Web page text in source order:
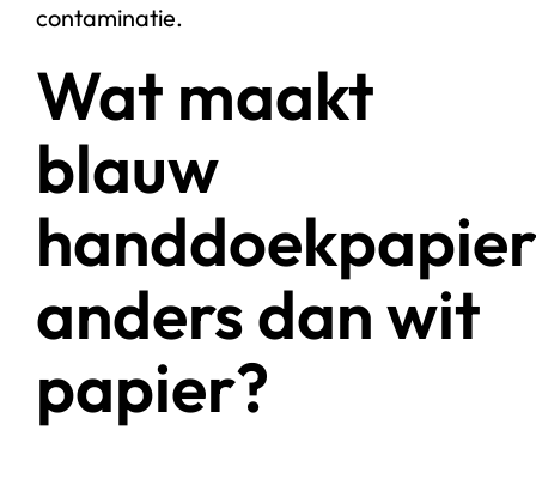
contaminatie.
Wat maakt
blauw
handdoekpapier
anders dan wit
papier?